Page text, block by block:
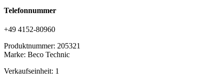
Telefonnummer
+49 4152-80960
Produktnummer: 205321
Marke: Beco Technic
Verkaufseinheit: 1